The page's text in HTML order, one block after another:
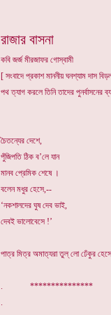
রাজার বাসনা
কবি জর্জ মীরজাফর গোস্বামী
[ সংবাদে প্রকাশ মাননীয় ঘনশ্যাম দাস
পথ ত্যাগ করলে তিনি তাদের পুনর্বাসনের
চৈতন্যের দেশে,
পুঁজিপতি ঠিক ব’লে যান
মানব প্রেমিক শেষে ।
বলেন মধুর হেসে,--
‘নকশালদের ঘুষ দেব ভাই,
দেবই ভালোবেসে !’
পাত্র মিত্র অমাত্যরা তুল্ লো ঢেঁকুর
. ***************